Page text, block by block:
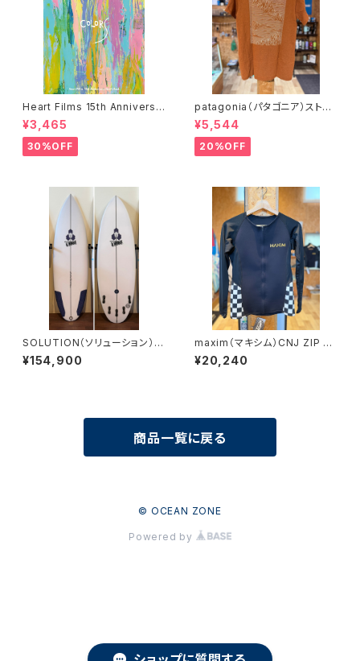
Heart Films 15th Anniversa
ry “Colors” Movie Book
ハートフィルム
¥3,465
30%OFF
patagonia（パタゴニア）ストラ
タスパイア・レスポンシビリティ
ー 37792 ROBNカラー
¥5,544
20%OFF
SOLUTION（ソリューション）
5'8" FCS2 チャネルアイランズ
¥154,900
maxim（マキシム）CNJ ZIP コ
ンビネーションジャケット
¥20,240
商品一覧に戻る
© OCEAN ZONE
Powered by